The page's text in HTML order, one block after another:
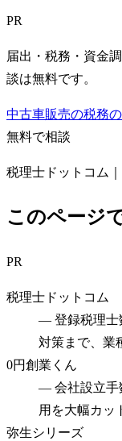
PR
届出・税務・資金
談は無料です。
中古車販売の税務
無料で相談
税理士ドットコム
このページ
PR
税理士ドットコム
— 登録税理士
対策まで、業
0円創業くん
— 会社設立
用を大幅カッ
弥生シリーズ